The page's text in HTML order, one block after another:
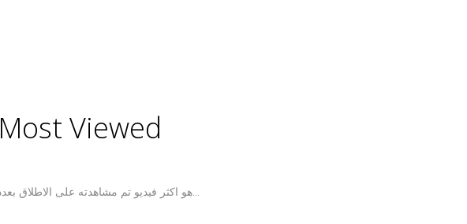
اكثر فيديو تم مشاهدته على اليوتيوب Most Viewed
اعلن موقع يوتيوب ان فيديو كليب أغنية GANGNAM STYLE هو اكثر فيديو تم مشاهدته على الاطلاق بعدد مرات مشاهده 805 مليون مشاهده...